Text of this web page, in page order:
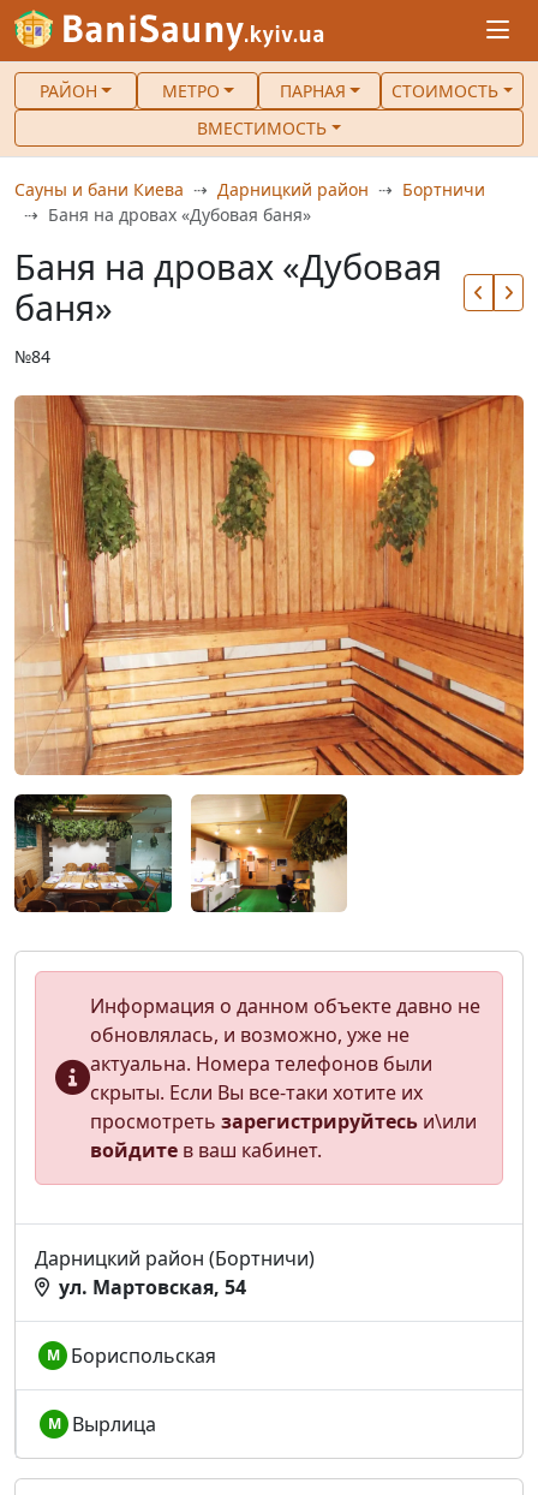
РАЙОН МЕТРО ПАРНАЯ
СТОИМОСТЬ
ВМЕСТИМОСТЬ
Сауны и бани Киева Дарницкий район
Бортничи
Баня на дровах «Дубовая баня»
Баня на дровах «Дубовая
баня»
№84
Информация о данном объекте давно не
обновлялась, и возможно, уже не
актуальна. Номера телефонов были
скрыты. Если Вы все-таки хотите их
просмотреть зарегистрируйтесь и\или
войдите в ваш кабинет.
Дарницкий район (Бортничи)
ул. Мартовская, 54
М Бориспольская
М Вырлица